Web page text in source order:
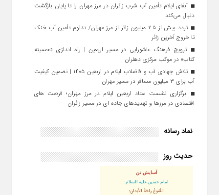
آبفای ایلام تأمین آب شرب زائران در مرز مهران را تا پایان بازگشت
دنبال می‌کند
تردد بیش از ۲.۵ میلیون زائر از مرز مهران/ تداوم تأمین آب خنک
تا خروج آخرین زائر
ترویج فرهنگ عاشورایی در مسیر اربعین | راه‌ اندازی «حسینه
کتاب» در موکب مرکزی دهلران
تلاش جهادی آب و فاضلاب ایلام در اربعین ۱۴۰۵ | تضمین کیفیت
آب برای ۳ میلیون مسافر در مسیر مهران
برگزاری نشست ستاد اربعین ایلام در مرز مهران؛ فرصت‌ های
اقتصادی در مرزها و تهدیدهای جاده‌ ای در مسیر زائران
نماد رسانه
حدیث روز
آسایش تن
امام حسین علیه السلام:
القُنوعُ راحَةُ الأبدانِ؛